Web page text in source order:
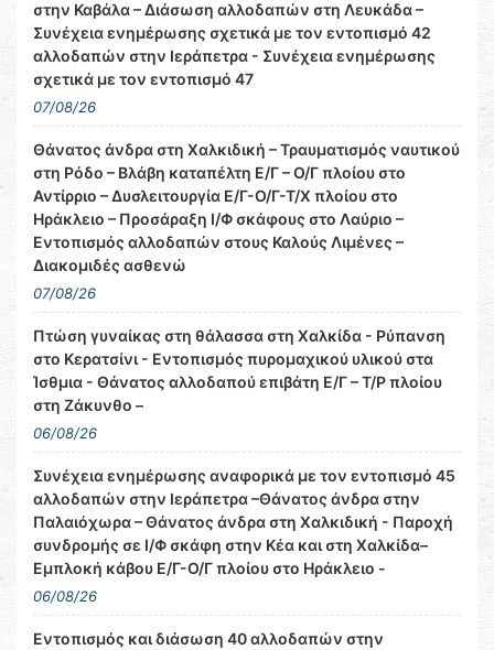
στην Καβάλα – Διάσωση αλλοδαπών στη Λευκάδα –
Συνέχεια ενημέρωσης σχετικά με τον εντοπισμό 42
αλλοδαπών στην Ιεράπετρα - Συνέχεια ενημέρωσης
σχετικά με τον εντοπισμό 47
07/08/26
Θάνατος άνδρα στη Χαλκιδική – Τραυματισμός ναυτικού
στη Ρόδο – Βλάβη καταπέλτη Ε/Γ – Ο/Γ πλοίου στο
Αντίρριο – Δυσλειτουργία Ε/Γ-Ο/Γ-Τ/Χ πλοίου στο
Ηράκλειο – Προσάραξη Ι/Φ σκάφους στο Λαύριο –
Εντοπισμός αλλοδαπών στους Καλούς Λιμένες –
Διακομιδές ασθενώ
07/08/26
Πτώση γυναίκας στη θάλασσα στη Χαλκίδα - Ρύπανση
στο Κερατσίνι - Εντοπισμός πυρομαχικού υλικού στα
Ίσθμια - Θάνατος αλλοδαπού επιβάτη Ε/Γ – Τ/Ρ πλοίου
στη Ζάκυνθο –
06/08/26
Συνέχεια ενημέρωσης αναφορικά με τον εντοπισμό 45
αλλοδαπών στην Ιεράπετρα –Θάνατος άνδρα στην
Παλαιόχωρα – Θάνατος άνδρα στη Χαλκιδική - Παροχή
συνδρομής σε Ι/Φ σκάφη στην Κέα και στη Χαλκίδα–
Εμπλοκή κάβου Ε/Γ-Ο/Γ πλοίου στο Ηράκλειο -
06/08/26
Εντοπισμός και διάσωση 40 αλλοδαπών στην